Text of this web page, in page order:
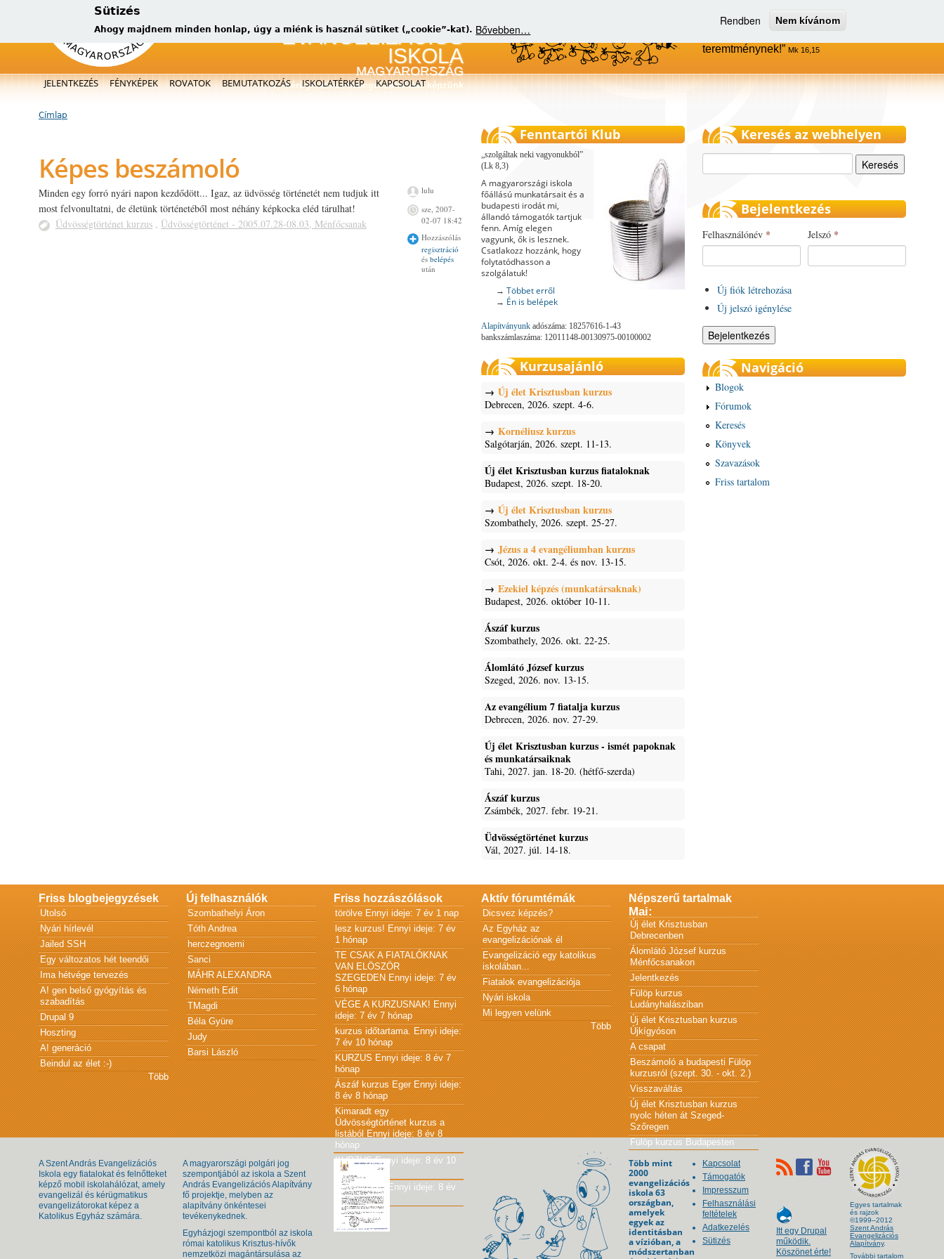
Sütizés
Ahogy majdnem minden honlap, úgy a miénk is használ sütiket („cookie”-kat). Bővebben…
Rendben Nem kívánom
új, kérügmatikus evangelizátorokat képzünk
Menjetek el az egész világra, és
teremtménynek!
Mk 16,15
Főmenü
JELENTKEZÉS FÉNYKÉPEK ROVATOK BEMUTATKOZÁS ISKOLATÉRKÉP KAPCSOLAT
Jelenlegi hely
Címlap
Képes beszámoló
Minden egy forró nyári napon kezdődött... Igaz, az üdvösség történetét nem tudjuk itt
most felvonultatni, de életünk történetéből most néhány képkocka eléd tárulhat!
Üdvösségtörténet kurzus , Üdvösségtörténet - 2005.07.28-08.03, Ménfőcsanak
lulu
sze, 2007-
02-07 18:42
Hozzászólás
regisztráció
és belépés
után
Fenntartói Klub
szolgáltak neki vagyonukból
(Lk 8,3)
A magyarországi iskola
főállású munkatársait és a
budapesti irodát mi,
állandó támogatók tartjuk
fenn. Amíg elegen
vagyunk, ők is lesznek.
Csatlakozz hozzánk, hogy
folytatódhasson a
szolgálatuk!
→ Többet erről
→ Én is belépek
Alapítványunk adószáma: 18257616-1-43
bankszámlaszáma: 12011148-00130975-00100002
Kurzusajánló
Új élet Krisztusban kurzus
Debrecen, 2026. szept. 4-6.
Kornéliusz kurzus
Salgótarján, 2026. szept. 11-13.
Új élet Krisztusban kurzus fiataloknak
Budapest, 2026. szept. 18-20.
Új élet Krisztusban kurzus
Szombathely, 2026. szept. 25-27.
Jézus a 4 evangéliumban kurzus
Csót, 2026. okt. 2-4. és nov. 13-15.
Ezekiel képzés (munkatársaknak)
Budapest, 2026. október 10-11.
Ászáf kurzus
Szombathely, 2026. okt. 22-25.
Álomlátó József kurzus
Szeged, 2026. nov. 13-15.
Az evangélium 7 fiatalja kurzus
Debrecen, 2026. nov. 27-29.
Új élet Krisztusban kurzus - ismét papoknak
és munkatársaiknak
Tahi, 2027. jan. 18-20. (hétfő-szerda)
Ászáf kurzus
Zsámbék, 2027. febr. 19-21.
Üdvösségtörténet kurzus
Vál, 2027. júl. 14-18.
Keresés az webhelyen
Bejelentkezés
Felhasználónév * Jelszó *
Új fiók létrehozása
Új jelszó igénylése
Navigáció
Blogok
Fórumok
Keresés
Könyvek
Szavazások
Friss tartalom
Friss blogbejegyzések
Utolsó
Nyári hírlevél
Jailed SSH
Egy változatos hét teendői
Ima hétvége tervezés
A! gen belső gyógyítás és
szabadítás
Drupal 9
Hoszting
A! generáció
Beindul az élet :-)
Több
Új felhasználók
Szombathelyi Áron
Tóth Andrea
herczegnoemi
Sanci
MÁHR ALEXANDRA
Németh Edit
TMagdi
Béla Gyüre
Judy
Barsi László
Friss hozzászólások
törölve Ennyi ideje: 7 év 1 nap
lesz kurzus! Ennyi ideje: 7 év
1 hónap
TE CSAK A FIATALÓKNAK
VAN ELÖSZÖR
SZEGEDEN Ennyi ideje: 7 év
6 hónap
VÉGE A KURZUSNAK! Ennyi
ideje: 7 év 7 hónap
kurzus időtartama. Ennyi ideje:
7 év 10 hónap
KURZUS Ennyi ideje: 8 év 7
hónap
Ászáf kurzus Eger Ennyi ideje:
8 év 8 hónap
Kimaradt egy
Üdvösségtörténet kurzus a
listából Ennyi ideje: 8 év 8
hónap
KURZUS Ennyi ideje: 8 év 10
hónap
JÓ KÖNYV! Ennyi ideje: 8 év
10 hónap
Aktív fórumtémák
Dicsvez képzés?
Az Egyház az
evangelizációnak él
Evangelizáció egy katolikus
iskolában...
Fiatalok evangelizációja
Nyári iskola
Mi legyen velünk
Több
Népszerű tartalmak
Mai:
Új élet Krisztusban
Debrecenben
Álomlátó József kurzus
Ménfőcsanakon
Jelentkezés
Fülöp kurzus
Ludányhalásziban
Új élet Krisztusban kurzus
Újkígyóson
A csapat
Beszámoló a budapesti Fülöp
kurzusról (szept. 30. - okt. 2.)
Visszaváltás
Új élet Krisztusban kurzus
nyolc héten át Szeged-
Szőregen
Fülöp kurzus Budapesten
A Szent András Evangelizációs
Iskola egy fiatalokat és felnőtteket
képző mobil iskolahálózat, amely
evangelizál és kérügmatikus
evangelizátorokat képez a
Katolikus Egyház számára.
A magyarországi polgári jog
szempontjából az iskola a Szent
András Evangelizációs Alapítvány
fő projektje, melyben az
alapítvány önkéntesei
tevékenykednek.
Egyházjogi szempontból az iskola
római katolikus Krisztus-hívők
nemzetközi magántársulása az
Több mint
2000
evangelizációs
iskola 63
országban,
amelyek
egyek az
identitásban
a vízióban, a
módszertanban
Kapcsolat
Támogatók
Impresszum
Felhasználási
feltételek
Adatkezelés
Sütizés
Itt egy Drupal
működik.
Köszönet érte!
Egyes tartalmak
és rajzok
©1999–2012
Szent András
Evangelizációs
Alapítvány.
További tartalom